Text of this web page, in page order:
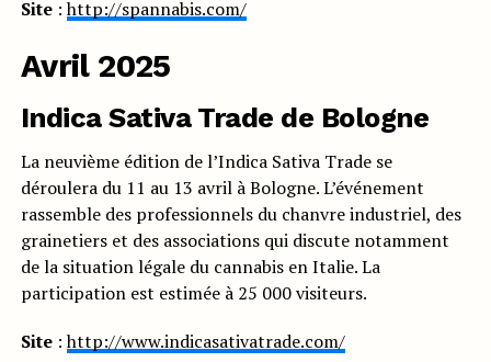
Site:http://spannabis.com/
Avril 2025
Indica Sativa Trade de Bologne
La neuvième édition de l’Indica Sativa Trade se
déroulera du 11 au 13 avril à Bologne. L’événement
rassemble des professionnels du chanvre industriel, des
grainetiers et des associations qui discute notamment
de la situation légale du cannabis en Italie. La
participation est estimée à 25 000 visiteurs.
Site:http://www.indicasativatrade.com/